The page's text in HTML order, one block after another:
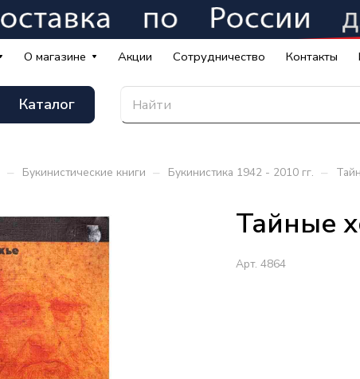
О магазине Акции Сотрудничество Контакты
Каталог
– Букинистические книги – Букинистика 1942 - 2010 гг. –
Тайные
Арт. 4864